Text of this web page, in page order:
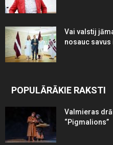
Vai valstij
nosauc
POPULĀRĀKIE RAKSTI
Valmieras
“Pigmalions”